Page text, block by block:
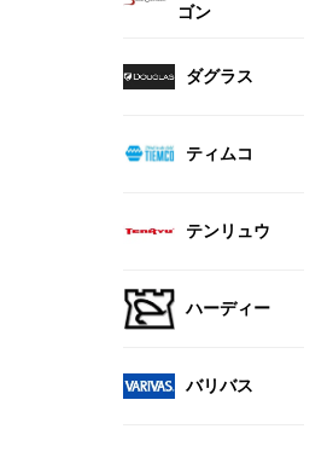
ゴン
ダグラス
ティムコ
テンリュウ
ハーディー
バリバス